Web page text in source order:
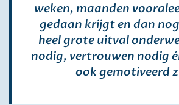
weken, maanden
gedaan krijgt en dan nog
heel grote uitval
nodig, vertrouwen nodig
ook gemotiveerd